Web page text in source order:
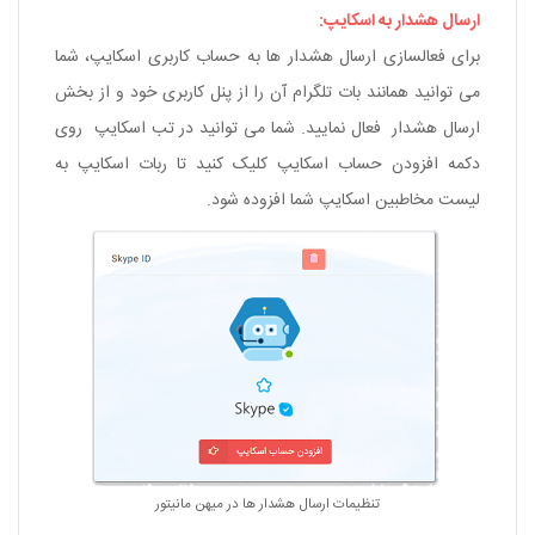
ارسال هشدار به اسکایپ:
برای فعالسازی ارسال هشدار ها به حساب کاربری اسکایپ، شما
می توانید همانند بات تلگرام آن را از پنل کاربری خود و از بخش
ارسال هشدار فعال نمایید. شما می توانید در تب اسکایپ روی
دکمه افزودن حساب اسکایپ کلیک کنید تا ربات اسکایپ به
لیست مخاطبین اسکایپ شما افزوده شود.
تنظیمات ارسال هشدار ها درمیهن مانیتور